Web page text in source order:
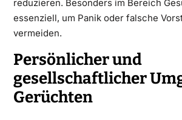
reduzieren. Besonders im Bereich
essenziell, um Panik oder falsche
vermeiden.
Persönlicher und
gesellschaftlicher
Gerüchten